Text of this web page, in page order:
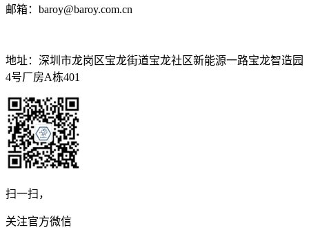
邮箱：baroy@baroy.com.cn
地址：深圳市龙岗区宝龙街道宝龙社区新能源一路宝龙智造园
4号厂房A栋401
扫一扫，
关注官方微信